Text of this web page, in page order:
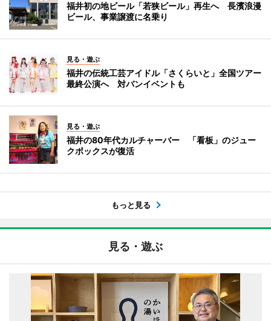
福井初の地ビール「若狭ビール」再生へ 長濱浪漫
ビール、事業譲渡に名乗り
見る・遊ぶ
福井の伝統工芸アイドル「さくらいと」全国ツアー
最終公演へ 対バンイベントも
見る・遊ぶ
福井の80年代カルチャーバー 「看板」のジュー
クボックスが復活
もっと見る
見る・遊ぶ